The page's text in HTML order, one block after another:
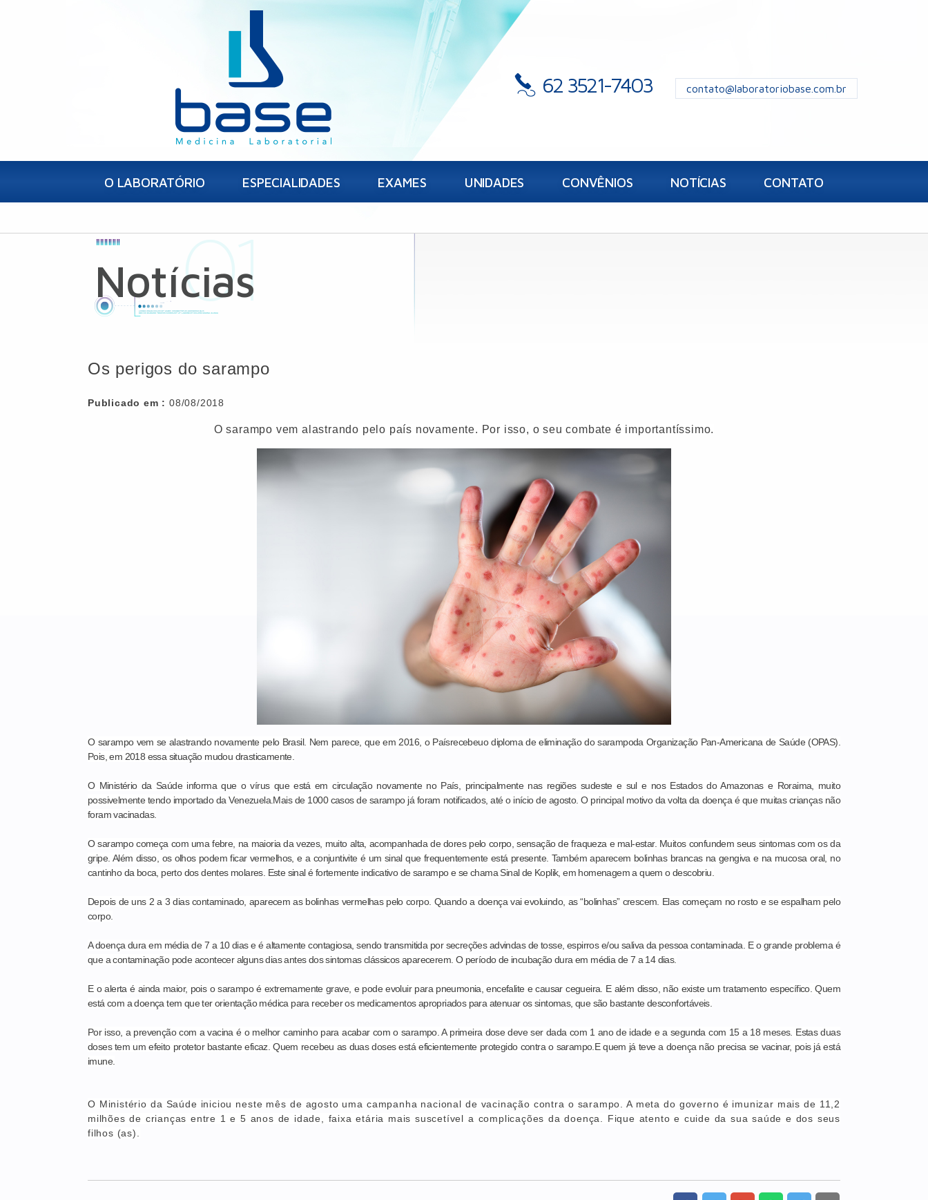
62 3521-7403 contato@laboratoriobase.com.br
O LABORATÓRIO ESPECIALIDADES EXAMES UNIDADES CONVÊNIOS NOTÍCIAS CONTATO
Notícias
Os perigos do sarampo
Publicado em : 08/08/2018
O sarampo vem alastrando pelo país novamente. Por isso, o seu combate é importantíssimo.
O sarampo vem se alastrando novamente pelo Brasil. Nem parece, que em 2016, o Paísrecebeuo diploma de eliminação do sarampoda Organização Pan-Americana de Saúde (OPAS).
Pois, em 2018 essa situação mudou drasticamente.
O Ministério da Saúde informa que o vírus que está em circulação novamente no País, principalmente nas regiões sudeste e sul e nos Estados do Amazonas e Roraima, muito
possivelmente tendo importado da Venezuela.Mais de 1000 casos de sarampo já foram notificados, até o início de agosto. O principal motivo da volta da doença é que muitas crianças não
foram vacinadas.
O sarampo começa com uma febre, na maioria da vezes, muito alta, acompanhada de dores pelo corpo, sensação de fraqueza e mal-estar. Muitos confundem seus sintomas com os da
gripe. Além disso, os olhos podem ficar vermelhos, e a conjuntivite é um sinal que frequentemente está presente. Também aparecem bolinhas brancas na gengiva e na mucosa oral, no
cantinho da boca, perto dos dentes molares. Este sinal é fortemente indicativo de sarampo e se chama Sinal de Koplik, em homenagem a quem o descobriu.
Depois de uns 2 a 3 dias contaminado, aparecem as bolinhas vermelhas pelo corpo. Quando a doença vai evoluindo, as “bolinhas” crescem. Elas começam no rosto e se espalham pelo
corpo.
A doença dura em média de 7 a 10 dias e é altamente contagiosa, sendo transmitida por secreções advindas de tosse, espirros e/ou saliva da pessoa contaminada. E o grande problema é
que a contaminação pode acontecer alguns dias antes dos sintomas clássicos aparecerem. O período de incubação dura em média de 7 a 14 dias.
E o alerta é ainda maior, pois o sarampo é extremamente grave, e pode evoluir para pneumonia, encefalite e causar cegueira. E além disso, não existe um tratamento específico. Quem
está com a doença tem que ter orientação médica para receber os medicamentos apropriados para atenuar os sintomas, que são bastante desconfortáveis.
Por isso, a prevenção com a vacina é o melhor caminho para acabar com o sarampo. A primeira dose deve ser dada com 1 ano de idade e a segunda com 15 a 18 meses. Estas duas
doses tem um efeito protetor bastante eficaz. Quem recebeu as duas doses está eficientemente protegido contra o sarampo.E quem já teve a doença não precisa se vacinar, pois já está
imune.
O Ministério da Saúde iniciou neste mês de agosto uma campanha nacional de vacinação contra o sarampo. A meta do governo é imunizar mais de 11,2
milhões de crianças entre 1 e 5 anos de idade, faixa etária mais suscetível a complicações da doença. Fique atento e cuide da sua saúde e dos seus
filhos (as).